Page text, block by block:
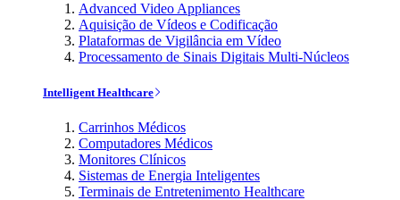
Advanced Video Appliances
Aquisição de Vídeos e Codificação
Plataformas de Vigilância em Vídeo
Processamento de Sinais Digitais Multi-Núcleos
Intelligent Healthcare
Carrinhos Médicos
Computadores Médicos
Monitores Clínicos
Sistemas de Energia Inteligentes
Terminais de Entretenimento Healthcare